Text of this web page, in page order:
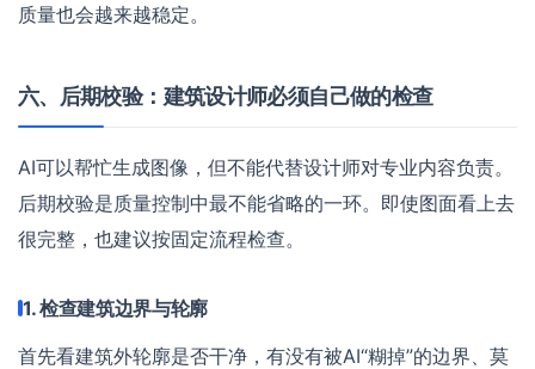
质量也会越来越稳定。
六、后期校验：建筑设计师必须自己做的检查
AI可以帮忙生成图像，但不能代替设计师对专业内容负责。
后期校验是质量控制中最不能省略的一环。即使图面看上去
很完整，也建议按固定流程检查。
1. 检查建筑边界与轮廓
首先看建筑外轮廓是否干净，有没有被AI“糊掉”的边界、莫